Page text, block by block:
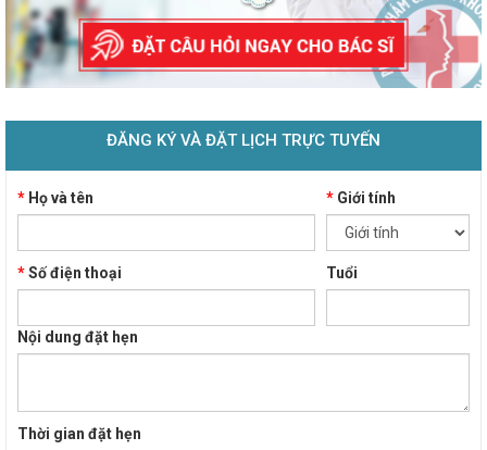
ĐĂNG KÝ VÀ ĐẶT LỊCH TRỰC TUYẾN
* Họ và tên *Giới tính
*Số điện thoại Tuổi
Nội dung đặt hẹn
Thời gian đặt hẹn